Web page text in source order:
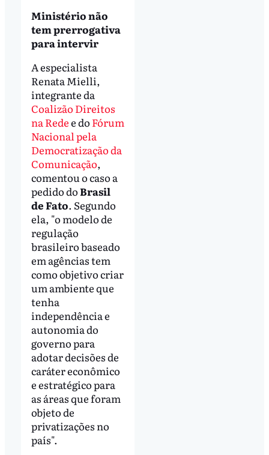
Ministério não
tem prerrogativa
para intervir
A especialista
Renata Mielli,
integrante da
Coalizão Direitos
na Redee do Fórum
Nacional pela
Democratização da
Comunicação,
comentou o caso a
pedido doBrasil
de Fato. Segundo
ela, "o modelo de
regulação
brasileiro baseado
em agências tem
como objetivo criar
um ambiente que
tenha
independência e
autonomia do
governo para
adotar decisões de
caráter econômico
e estratégico para
as áreas que foram
objeto de
privatizações no
país".